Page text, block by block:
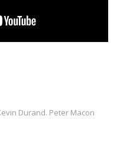
Durand. Peter Macon